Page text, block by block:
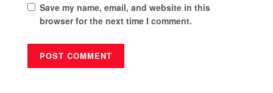
Save my name, email, and website in this
browser for the next time I comment.